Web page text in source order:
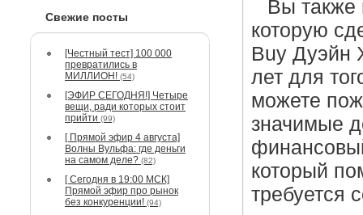
Свежие посты
[Честный тест] 100 000
превратились в
МИЛЛИОН! (54)
[ЭФИР СЕГОДНЯ!] Четыре
вещи, ради которых стоит
прийти (99)
[ Прямой эфир 4 августа]
Волны Вульфа: где деньги
на самом деле? (82)
[ Сегодня в 19:00 МСК]
Прямой эфир про рынок
без конкуренции! (94)
Вы также
которую
Buy Дуэйн
лет для
можете
значимые
который
требуется